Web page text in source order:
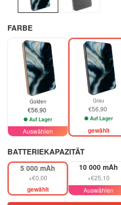
FARBE
Golden
€56,90
Auf Lager
Auswählen
Grau
€56,90
Auf Lager
gewählt
BATTERIEKAPAZITÄT
5 000 mAh
+€0,00
gewählt
10 000 mAh
+€25,10
Auswählen